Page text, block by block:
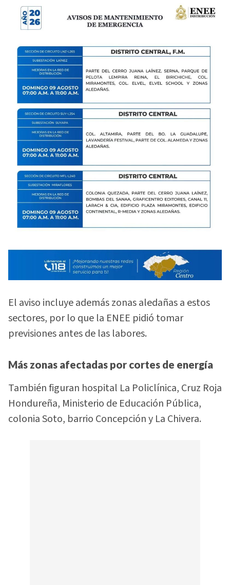
El aviso incluye además zonas aledañas a estos
sectores, por lo que la ENEE pidió tomar
previsiones antes de las labores.
Más zonas afectadas por cortes de energía
También figuran hospital La Policlínica, Cruz Roja
Hondureña, Ministerio de Educación Pública,
colonia Soto, barrio Concepción y La Chivera.